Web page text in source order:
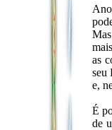
as
seu
e,
É
de